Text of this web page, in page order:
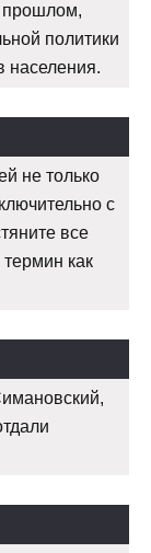
прошлом,
политики
населения.
не только
с
все
как